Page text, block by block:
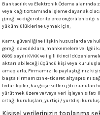
- 1046 °C
°C
°C
999 - 1222 °C
Bankacılık ve Elektronik Ödeme
veya kağıt ortamında işleme dayanak
gereği ve diğer otoritelerce öngörülen
yükümlülüklerine uymak için;
Kamu güvenliğine ilişkin hususlarda ve
gereği savcılıklara, mahkemelere ve ilgili
6698 sayılı KVKK ve ilgili ikincil
aktarılabileceği üçüncü kişi veya
amaçlarla, Firmamız ile paylaştığınız
başta Firmamızın e-ticaret altyapısını
tedarikçiler, kargo şirketleri gibi sunulan
yürütmek üzere ve/veya Veri İşleyen
ortağı kuruluşları, yurtiçi / yurtdışı
Kişisel verilerinizin toplanma